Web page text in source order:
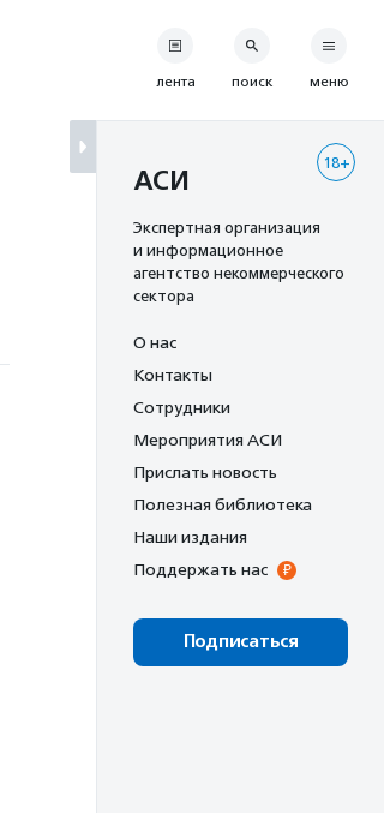
лента поиск меню
18+
АСИ
Экспертная организация
и информационное
агентство некоммерческого
сектора
О нас
Контакты
Сотрудники
Мероприятия АСИ
Прислать новость
Полезная библиотека
Наши издания
Поддержать нас
Подписаться